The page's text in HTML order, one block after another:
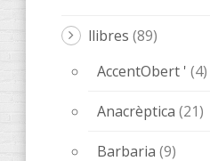
llibres (89)
AccentObert ' (4)
Anacrèptica (21)
Barbaria (9)